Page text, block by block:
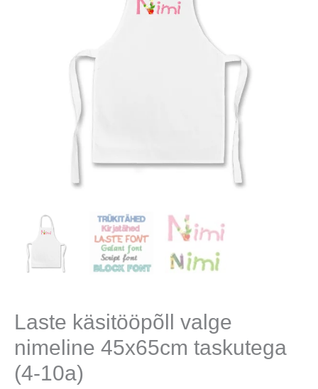
Laste käsitööpõll valge
nimeline 45x65cm taskutega
(4-10a)